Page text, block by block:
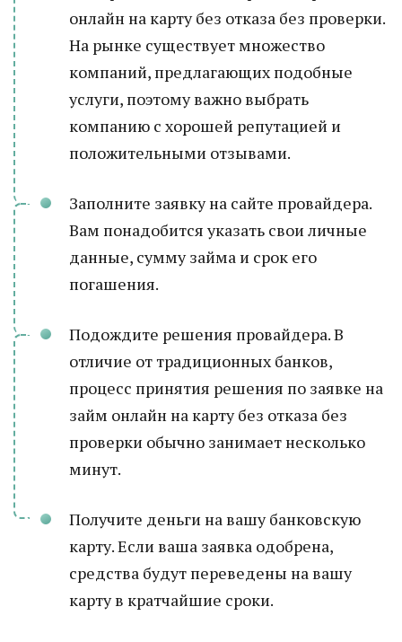
онлайн на карту без отказа без проверки.
На рынке существует множество
компаний, предлагающих подобные
услуги, поэтому важно выбрать
компанию с хорошей репутацией и
положительными отзывами.
Заполните заявку на сайте провайдера.
Вам понадобится указать свои личные
данные, сумму займа и срок его
погашения.
Подождите решения провайдера. В
отличие от традиционных банков,
процесс принятия решения по заявке на
займ онлайн на карту без отказа без
проверки обычно занимает несколько
минут.
Получите деньги на вашу банковскую
карту. Если ваша заявка одобрена,
средства будут переведены на вашу
карту в кратчайшие сроки.